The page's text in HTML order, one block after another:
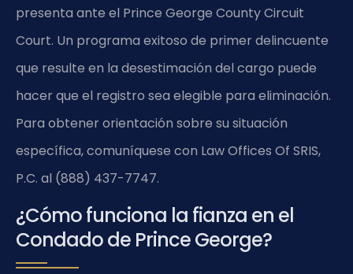
presenta ante el Prince George County Circuit
Court. Un programa exitoso de primer delincuente
que resulte en la desestimación del cargo puede
hacer que el registro sea elegible para eliminación.
Para obtener orientación sobre su situación
específica, comuníquese con Law Offices Of SRIS,
P.C. al (888) 437-7747.
¿Cómo funciona la fianza en el
Condado de Prince George?